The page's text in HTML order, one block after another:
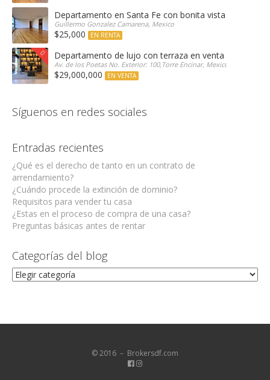
Departamento en Santa Fe con bonita vista arbolada
Guillermo Gonzalez Camarena, Mexico
$25,000 EN RENTA
Departamento de lujo con terraza en venta Encinar en
Av. de los Poetas No. Exterior: 100,Torre Encinar, Mexico
$29,000,000 EN VENTA
Síguenos en redes sociales
Entradas recientes
¿Qué es el derecho de tanto en un contrato de
arrendamiento?
¿Cuándo procede la extinción de dominio?
Requisitos para vender tu casa
¿Estas en el proceso de compra de una casa?
Preguntas básicas antes de rentar
Categorías del blog
Categorías
del
© 2016 － Brokersdf.com